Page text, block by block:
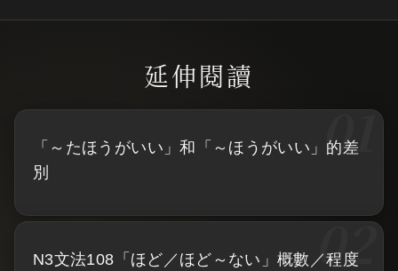
「～たほうがいい」和「～ほうがいい」的差
別
N3文法108「ほど／ほど～ない」概數／程度